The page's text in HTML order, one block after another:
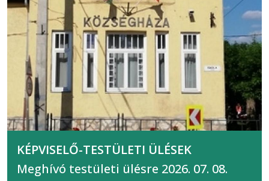
KÉPVISELŐ-TESTÜLETI ÜLÉSEK
Meghívó testületi ülésre 2026. 07. 08.